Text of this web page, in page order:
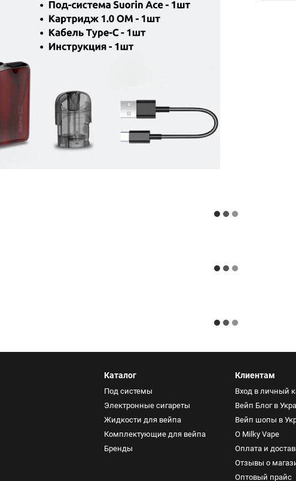
Каталог
Под системы
Электронные сигареты
Жидкости для вейпа
Комплектующие для вейпа
Бренды
Клиентам
Вход в личный
Вейп Блог в
Вейп шопы в
О Milky Vape
Оплата и
Отзывы о
Оптовый прайс